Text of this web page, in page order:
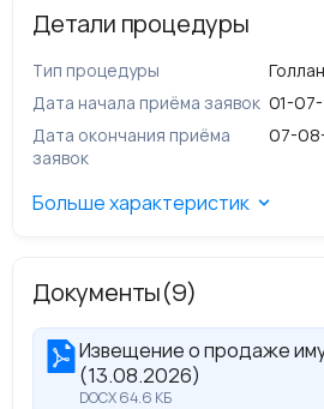
Детали процедуры
Тип процедуры
Дата начала приёма заявок 01-
Дата окончания приёма
заявок
07-
Больше характеристик
Документы(9)
Извещение о продаже
(13.08.2026)
DOCX 64.6 КБ